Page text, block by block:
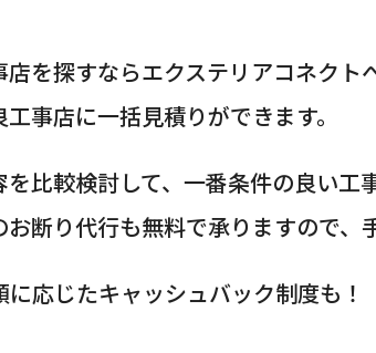
を探すならエクステリアコネクトへ
事店に一括見積りができます。
比較検討して、一番条件の良い工
断り代行も無料で承りますので、
応じたキャッシュバック制度も！